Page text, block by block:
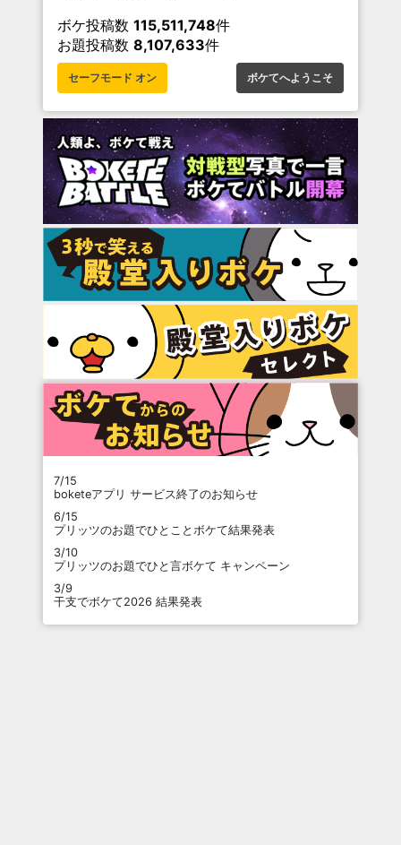
ボケ投稿数 115,511,748件
お題投稿数 8,107,633件
セーフモード オン ボケてへようこそ
7/15
boketeアプリ サービス終了のお知らせ
6/15
プリッツのお題でひとことボケて結果発表
3/10
プリッツのお題でひと言ボケて キャンペーン
3/9
干支でボケて2026 結果発表